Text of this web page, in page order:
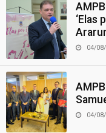
‘Elas
04/
04/